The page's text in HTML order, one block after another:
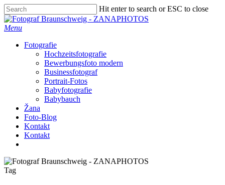
Skip
to
main
Hit enter to search or ESC to close
Close
Search
Menu
Fotografie
Hochzeitsfotografie
Bewerbungsfoto modern
Businessfotograf
Portrait-Fotos
Babyfotografie
Babybauch
Žana
Foto-Blog
Kontakt
Kontakt
Tag